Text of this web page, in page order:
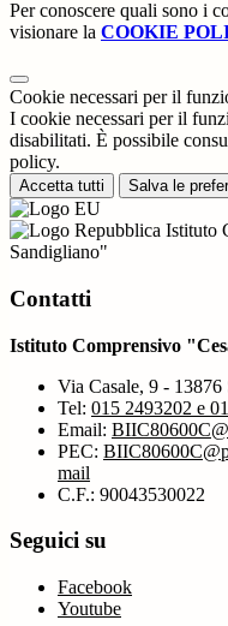
Per conoscere quali sono i
visionare la COOKIE
Cookie necessari per il
I cookie necessari per il
disabilitati. È possibile
policy.
Accetta tutti Salva le
Istituto
Sandigliano"
Contatti
Istituto Comprensivo
Via Casale, 9 -
Tel: 015 2493202 e
Email:
PEC:
mail
C.F.: 90043530022
Seguici su
Facebook
Youtube